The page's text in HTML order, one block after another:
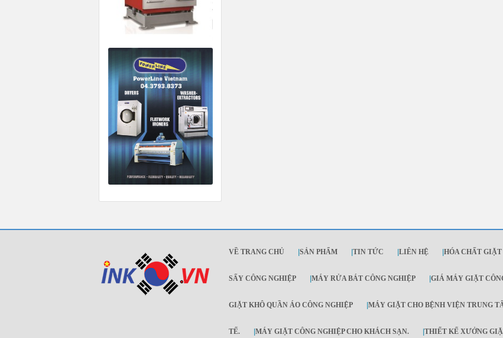
VỀ TRANG CHỦ |SẢN PHẨM |TIN TỨC |LIÊN HỆ |HÓA CHẤT
SẤY CÔNG NGHIỆP |MÁY RỬA BÁT CÔNG NGHIỆP |GIÁ MÁY GIẶT
GIẶT KHÔ QUẦN ÁO CÔNG NGHIỆP |MÁY GIẶT CHO BỆNH VIỆN TRUNG
TẾ. |MÁY GIẶT CÔNG NGHIỆP CHO KHÁCH SẠN. |THIẾT KẾ XƯỞNG